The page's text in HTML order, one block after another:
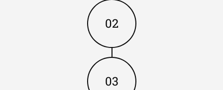
02
03